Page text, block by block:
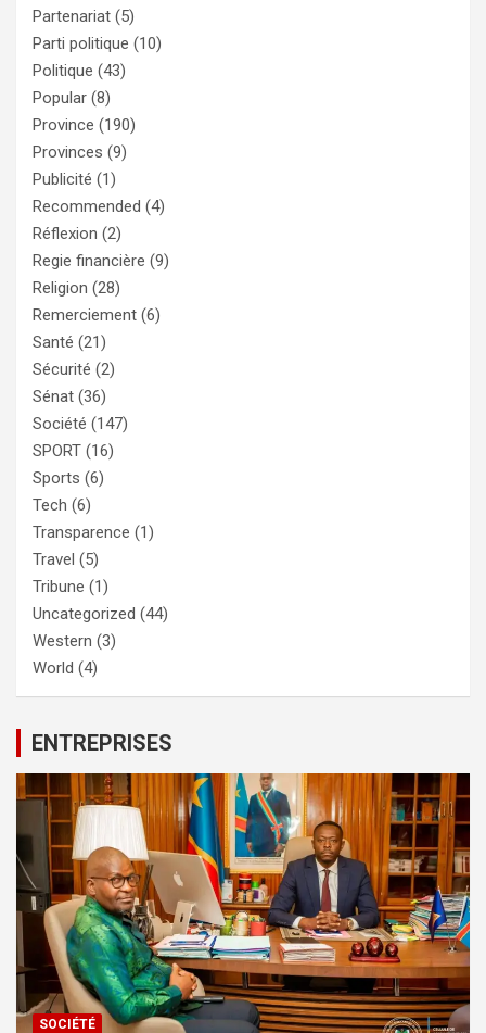
Partenariat (5)
Parti politique (10)
Politique (43)
Popular (8)
Province (190)
Provinces (9)
Publicité (1)
Recommended (4)
Réflexion (2)
Regie financière (9)
Religion (28)
Remerciement (6)
Santé (21)
Sécurité (2)
Sénat (36)
Société (147)
SPORT (16)
Sports (6)
Tech (6)
Transparence (1)
Travel (5)
Tribune (1)
Uncategorized (44)
Western (3)
World (4)
ENTREPRISES
SOCIÉTÉ